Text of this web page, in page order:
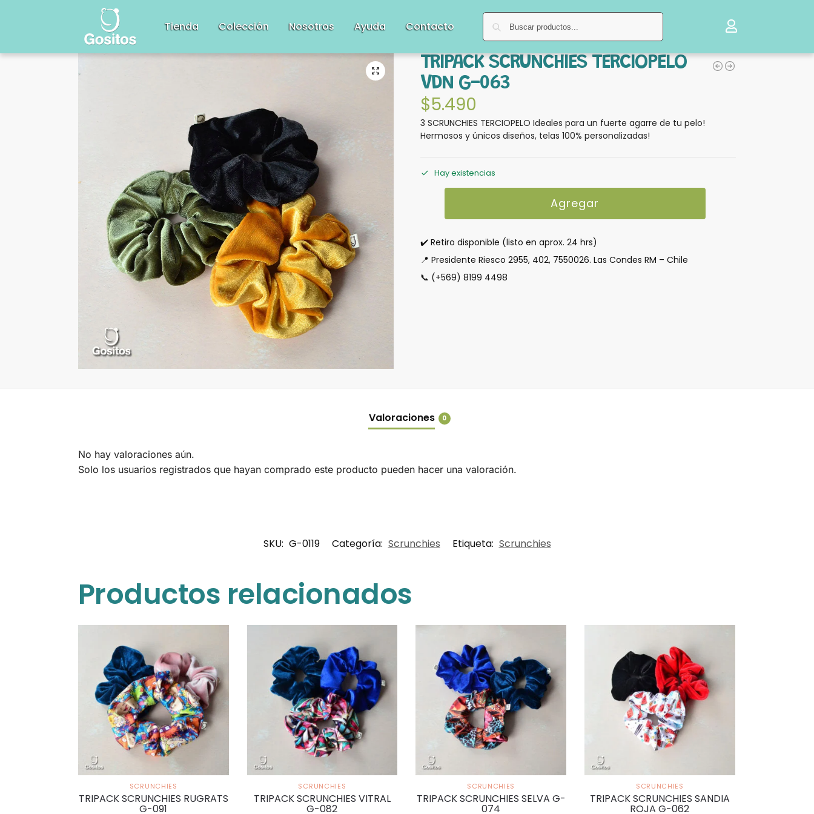
Tienda Colección Nosotros Ayuda Contacto
TRIPACK SCRUNCHIES TERCIOPELO
VDN G-063
$5.490
3 SCRUNCHIES TERCIOPELO Ideales para un fuerte agarre de tu pelo!
Hermosos y únicos diseños, telas 100% personalizadas!
Hay existencias
Agregar
✔️ Retiro disponible (listo en aprox. 24 hrs)
📍 Presidente Riesco 2955, 402, 7550026. Las Condes RM – Chile
📞 (+569) 8199 4498
Valoraciones 0
No hay valoraciones aún.
Solo los usuarios registrados que hayan comprado este producto pueden hacer una valoración.
SKU: G-0119 Categoría: Scrunchies Etiqueta: Scrunchies
Productos relacionados
SCRUNCHIES
TRIPACK SCRUNCHIES RUGRATS
G-091
SCRUNCHIES
TRIPACK SCRUNCHIES VITRAL
G-082
SCRUNCHIES
TRIPACK SCRUNCHIES SELVA G-
074
SCRUNCHIES
TRIPACK SCRUNCHIES SANDIA
ROJA G-062